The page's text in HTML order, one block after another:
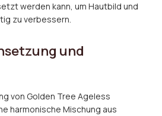
werden kann, um Hautbild und
zu verbessern.
und
von Golden Tree Ageless
harmonische Mischung aus